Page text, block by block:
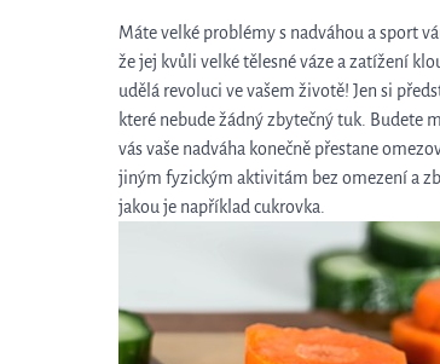
Máte velké problémy s nadváhou a sport
že jej kvůli velké tělesné váze a zatížení
udělá revoluci ve vašem životě! Jen si
které nebude žádný zbytečný tuk. Budete
vás vaše nadváha konečně přestane
jiným fyzickým aktivitám bez omezení a
jakou je například cukrovka.